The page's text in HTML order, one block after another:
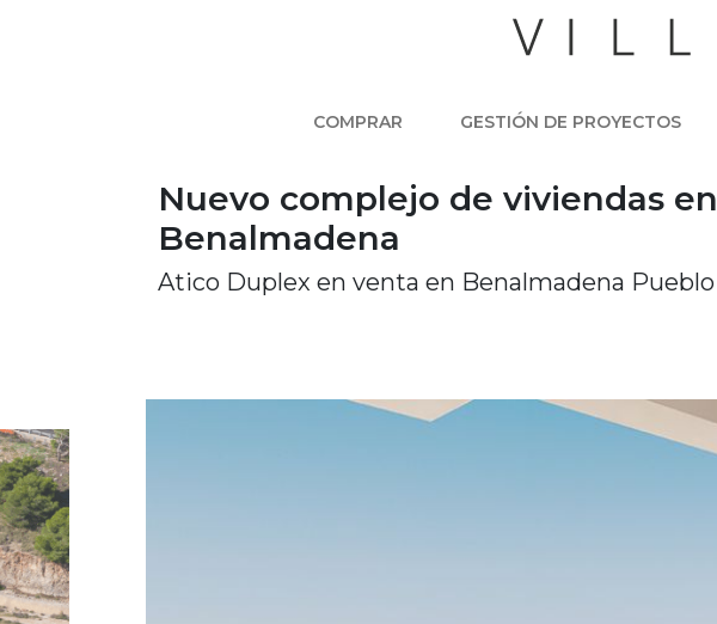
COMPRAR GESTIÓN DE PROYECTOS
Nuevo complejo de viviendas en
Benalmadena
Atico Duplex en venta en Benalmadena Pueblo